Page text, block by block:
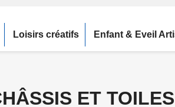
Loisirs créatifs Enfant & Eveil
ET TOILES